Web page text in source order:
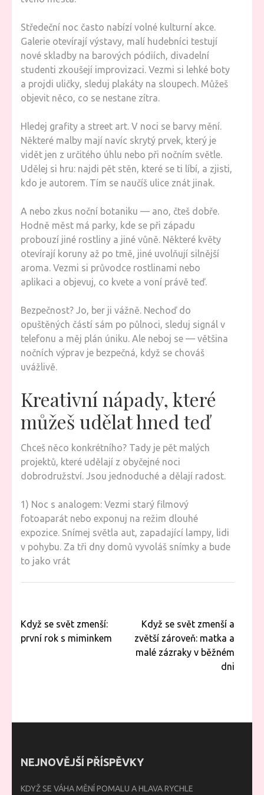
Středeční noc často nabízí volné kulturní akce.
Galerie otevírají výstavy, malí hudebníci testují
nové skladby na barových pódiích, divadelní
studenti zkoušejí improvizaci. Vezmi si lehké boty
a projdi uličky, sleduj plakáty na sloupech. Můžeš
objevit něco, co se nestane zítra.
Hledej grafity a street art. V noci se barvy mění.
Některé malby mají navíc skrytý prvek, který je
vidět jen z určitého úhlu nebo při nočním světle.
Udělej si hru: najdi pět stěn, které se ti líbí, a zjisti,
kdo je autorem. Tím se naučíš ulice znát jinak.
A nebo zkus noční botaniku — ano, čteš dobře.
Hodně měst má parky, kde se při západu
probouzí jiné rostliny a jiné vůně. Některé květy
otevírají koruny až po tmě, jiné uvolňují silnější
aroma. Vezmi si průvodce rostlinami nebo
aplikaci a objevuj, co kvete a voní právě teď.
Bezpečnost? Jo, ber ji vážně. Nechoď do
opuštěných částí sám po půlnoci, sleduj signál v
telefonu a měj plán úniku. Ale neboj se — většina
nočních výprav je bezpečná, když se chováš
uvážlivě.
Kreativní nápady, které
můžeš udělat hned teď
Chceš něco konkrétního? Tady je pět malých
projektů, které udělají z obyčejné noci
dobrodružství. Jsou jednoduché a dělají radost.
1) Noc s analogem: Vezmi starý filmový
fotoaparát nebo exponuj na režim dlouhé
expozice. Snímej světla aut, zapadající lampy, lidi
v pohybu. Za tři dny domů vyvoláš snímky a bude
to jako vrát
Navigace
pro
Když se svět zmenší:
první rok s miminkem
Když se svět zmenší a
zvětší zároveň: matka a
malé zázraky v běžném
dni
NEJNOVĚJŠÍ PŘÍSPĚVKY
KDYŽ SE VÁHA MĚNÍ POMALU A HLAVA RYCHLE